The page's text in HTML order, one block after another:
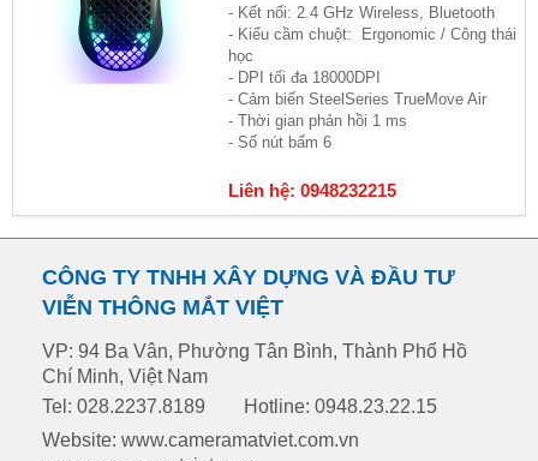
- Kết nối: 2.4 GHz Wireless, Bluetooth
- Kiểu cầm chuột: Ergonomic / Công thái
học
- DPI tối đa 18000DPI
- Cảm biến SteelSeries TrueMove Air
- Thời gian phản hồi 1 ms
- Số nút bấm 6
Liên hệ: 0948232215
CÔNG TY TNHH XÂY DỰNG VÀ ĐẦU TƯ
VIỄN THÔNG MẮT VIỆT
VP: 94 Ba Vân, Phường Tân Bình, Thành Phố Hồ
Chí Minh, Việt Nam
Tel: 028.2237.8189
Hotline: 0948.23.22.15
Website: www.cameramatviet.com.vn